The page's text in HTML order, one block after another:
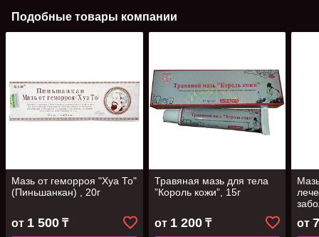
Подобные товары компании
Мазь от геморроя "Хуа То"
(Пиньшанкан) , 20г
от 1 500 ₸
Травяная мазь для тела
”Король кожи”, 15г
от 1 200₸ от